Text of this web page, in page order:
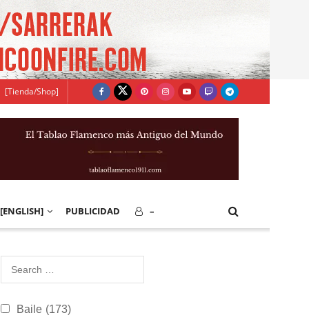
[Tienda/Shop]
[ENGLISH] PUBLICIDAD –
Baile (173)